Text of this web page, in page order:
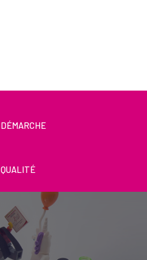
DÉMARCHE
QUALITÉ